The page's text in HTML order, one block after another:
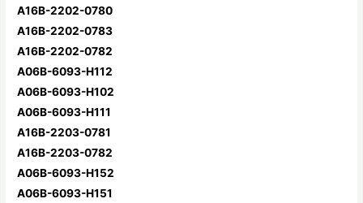
A16B-2202-0780
A16B-2202-0783
A16B-2202-0782
A06B-6093-H112
A06B-6093-H102
A06B-6093-H111
A16B-2203-0781
A16B-2203-0782
A06B-6093-H152
A06B-6093-H151